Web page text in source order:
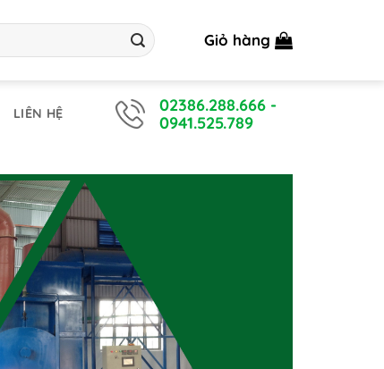
Giỏ hàng
LIÊN HỆ 02386.288.666 -
0941.525.789